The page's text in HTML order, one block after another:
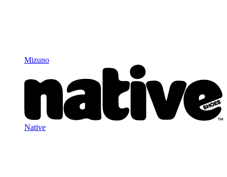
Mizuno
Native